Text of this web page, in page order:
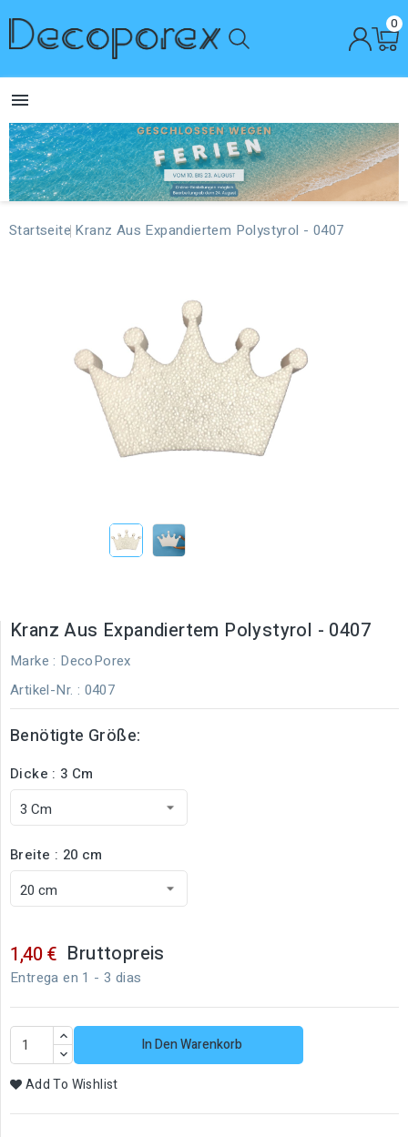
0

Startseite Kranz Aus Expandiertem Polystyrol - 0407
Kranz Aus Expandiertem Polystyrol - 0407
Marke : DecoPorex
Artikel-Nr. : 0407
Benötigte Größe:
Dicke : 3 Cm
Breite : 20 cm
1,40 € Bruttopreis
Entrega en 1 - 3 dias
In Den Warenkorb
Add To Wishlist